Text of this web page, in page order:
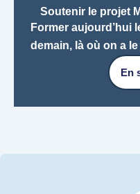
Soutenir le projet
Former aujourd’hui
demain, là où on a
En